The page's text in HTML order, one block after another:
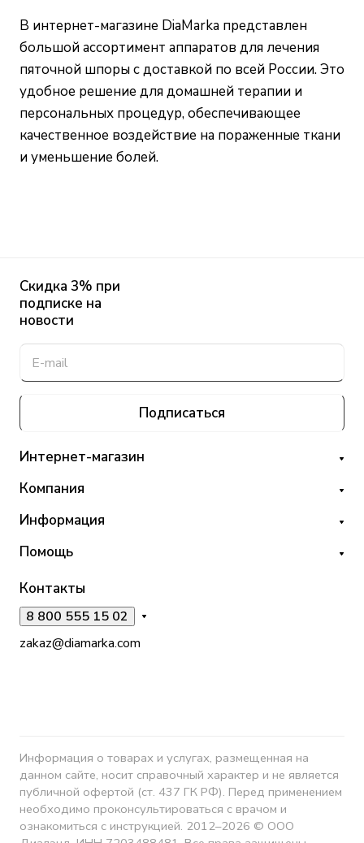
В интернет-магазине DiaMarka представлен
большой ассортимент аппаратов для лечения
пяточной шпоры с доставкой по всей России. Это
удобное решение для домашней терапии и
персональных процедур, обеспечивающее
качественное воздействие на пораженные ткани
и уменьшение болей.
Скидка 3% при
подписке на
новости
Подписаться
Интернет-магазин
Компания
Информация
Помощь
Контакты
8 800 555 15 02
zakaz@diamarka.com
Информация о товарах и услугах, размещенная на
данном сайте, носит справочный характер и не является
публичной офертой (ст. 437 ГК РФ). Перед применением
необходимо проконсультироваться с врачом и
ознакомиться с инструкцией. 2012–2026 © ООО